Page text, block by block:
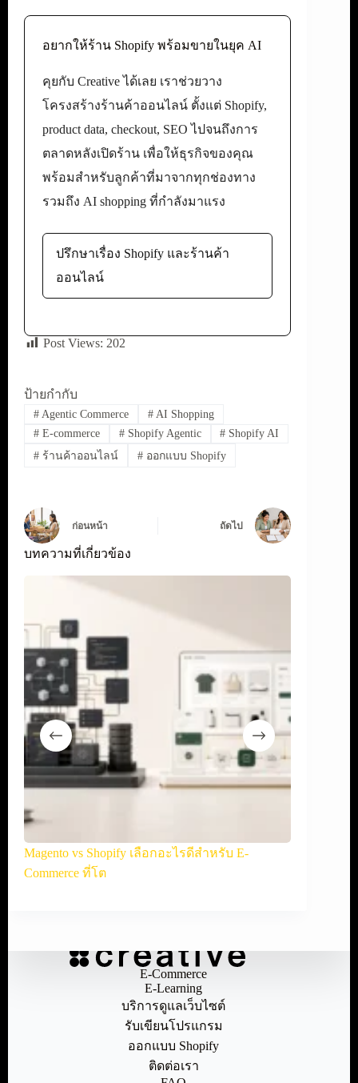
อยากให้ร้าน Shopify พร้อมขายในยุค AI
คุยกับ Creative ได้เลย เราช่วยวาง
โครงสร้างร้านค้าออนไลน์ ตั้งแต่ Shopify,
product data, checkout, SEO ไปจนถึงการ
ตลาดหลังเปิดร้าน เพื่อให้ธุรกิจของคุณ
พร้อมสำหรับลูกค้าที่มาจากทุกช่องทาง
รวมถึง AI shopping ที่กำลังมาแรง
ปรึกษาเรื่อง Shopify และร้านค้า
ออนไลน์
Post Views: 202
ป้ายกำกับ
#Agentic Commerce #AI Shopping
#E-commerce #Shopify Agentic # Shopify AI
#ร้านค้าออนไลน์ #ออกแบบ Shopify
ก่อนหน้า ถัดไป
บทความที่เกี่ยวข้อง
Magento vs Shopify เลือกอะไรดีสำหรับ E-
Commerce ที่โต
E-Commerce
E-Learning
บริการดูแลเว็บไซต์
รับเขียนโปรแกรม
ออกแบบ Shopify
ติดต่อเรา